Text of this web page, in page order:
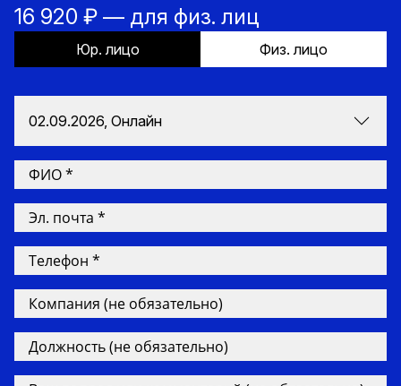
16 920 ₽ — для физ. лиц
Юр. лицо Физ. лицо
02.09.2026, Онлайн